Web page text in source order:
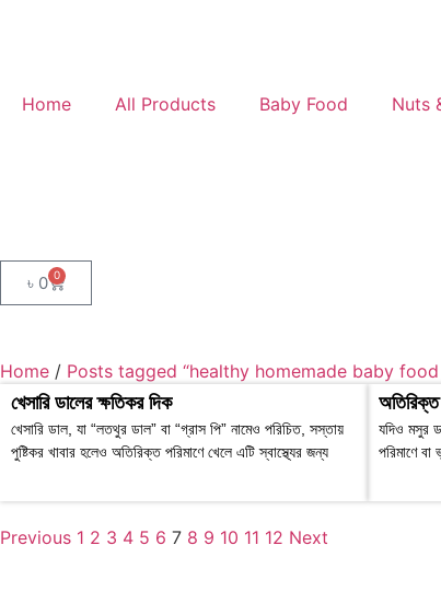
Home All Products Baby Food Nuts
৳ 0 0
Home / Posts tagged “healthy homemade baby food
খেসারি ডালের ক্ষতিকর দিক
খেসারি ডাল, যা “লতথুর ডাল” বা “গ্রাস পি” নামেও পরিচিত, সস্তায়
পুষ্টিকর খাবার হলেও অতিরিক্ত পরিমাণে খেলে এটি স্বাস্থ্যের জন্য
যদিও মসুর
পরিমাণে
Previous 1 2 3 4 5 6 7 8 9 10 11 12 Next